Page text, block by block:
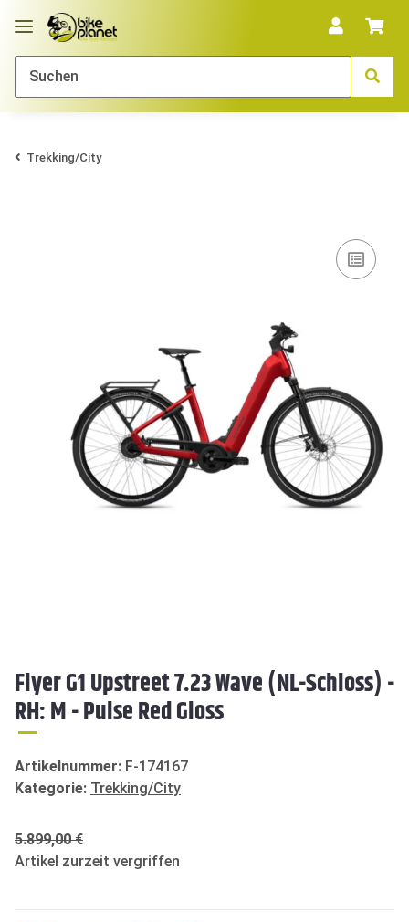
Trekking/City
Flyer G1 Upstreet 7.23 Wave (NL-Schloss) -
RH: M - Pulse Red Gloss
Artikelnummer: F-174167
Kategorie: Trekking/City
5.899,00 €
Artikel zurzeit vergriffen